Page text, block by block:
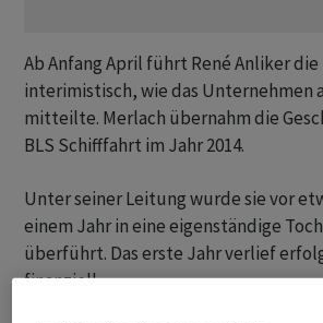
Ab Anfang April führt René Anliker
interimistisch, wie das Unternehmen
mitteilte. Merlach übernahm die
BLS Schifffahrt im Jahr 2014.
Unter seiner Leitung wurde sie vor
einem Jahr in eine eigenständige
überführt. Das erste Jahr verlief
finanziell.